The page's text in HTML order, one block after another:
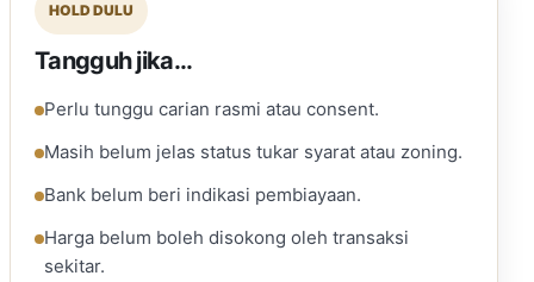
HOLD DULU
Tangguh jika...
Perlu tunggu carian rasmi atau consent.
Masih belum jelas status tukar syarat atau zoning.
Bank belum beri indikasi pembiayaan.
Harga belum boleh disokong oleh transaksi
sekitar.